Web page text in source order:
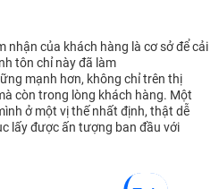
nhận của khách hàng là cơ sở để cải
tôn chỉ này đã làm
mạnh hơn, không chỉ trên thị
còn trong lòng khách hàng. Một
ở một vị thế nhất định, thật dễ
lấy được ấn tượng ban đầu với